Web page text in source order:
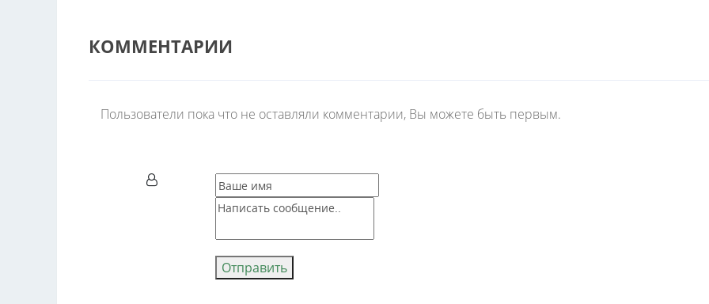
КОММЕНТАРИИ
Пользователи пока что не оставляли комментарии, Вы можете быть первым.
Отправить